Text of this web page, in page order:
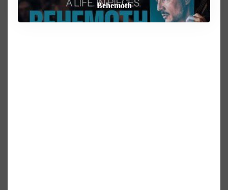
Heart of the Beast
Behemoth
How To Rob A Bank
By Any Means